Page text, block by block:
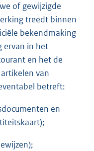
of gewijzigde
treedt binnen
bekendmaking
ervan in het
en het de
van
betreft:
en